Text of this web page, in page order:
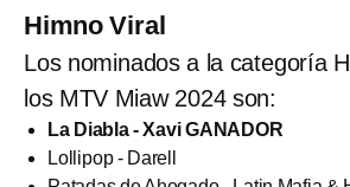
Himno Viral
Los nominados a la categoría
los MTV Miaw 2024 son:
La Diabla - Xavi GANADOR
Lollipop - Darell